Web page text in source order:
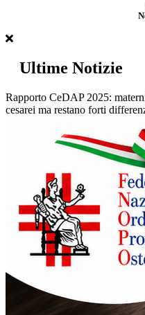
Ultime Notizie
Rapporto CeDAP 2025:
cesarei ma restano forti